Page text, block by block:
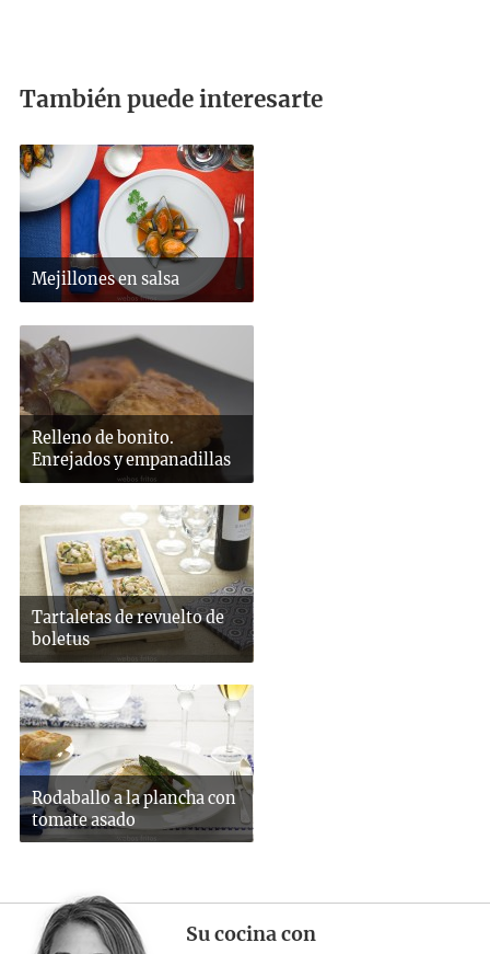
También puede interesarte
Mejillones en salsa
Relleno de bonito.
Enrejados y empanadillas
Tartaletas de revuelto de
boletus
Rodaballo a la plancha con
tomate asado
Su cocina con